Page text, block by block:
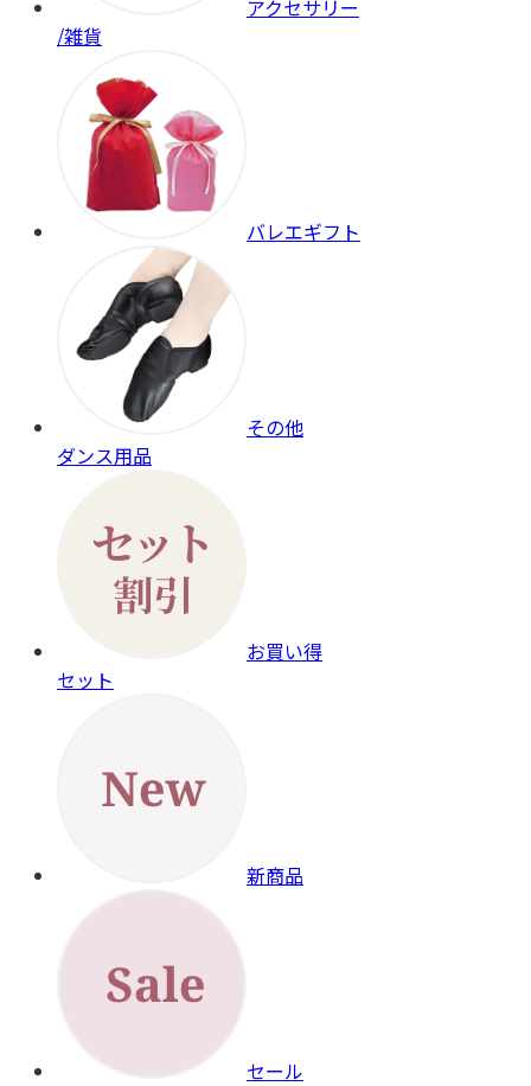
アクセサリー
/雑貨
バレエギフト
その他
ダンス用品
お買い得
セット
新商品
セール